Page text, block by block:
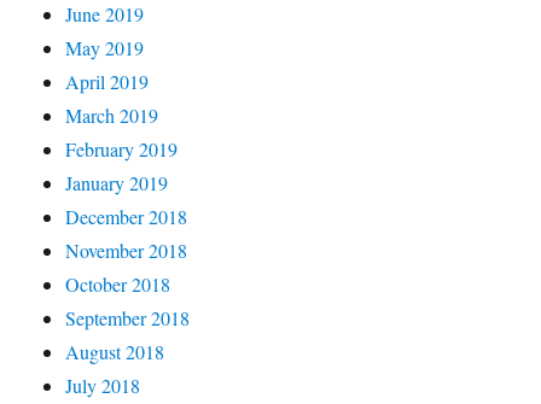
June 2019
May 2019
April 2019
March 2019
February 2019
January 2019
December 2018
November 2018
October 2018
September 2018
August 2018
July 2018